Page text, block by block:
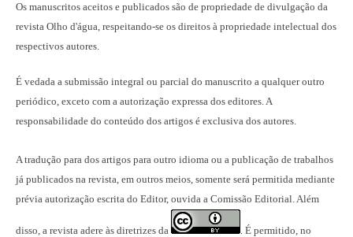
Os manuscritos aceitos e publicados são de propriedade de divulgação da
revista Olho d'água, respeitando-se os direitos à propriedade intelectual dos
respectivos autores.
É vedada a submissão integral ou parcial do manuscrito a qualquer outro
periódico, exceto com a autorização expressa dos editores. A
responsabilidade do conteúdo dos artigos é exclusiva dos autores.
A tradução para dos artigos para outro idioma ou a publicação de trabalhos
já publicados na revista , em outros meios, somente será permitida mediante
prévia autorização escrita do Editor, ouvida a Comissão Editorial. Além
disso, a revista adere às diretrizes da
É permitido, no